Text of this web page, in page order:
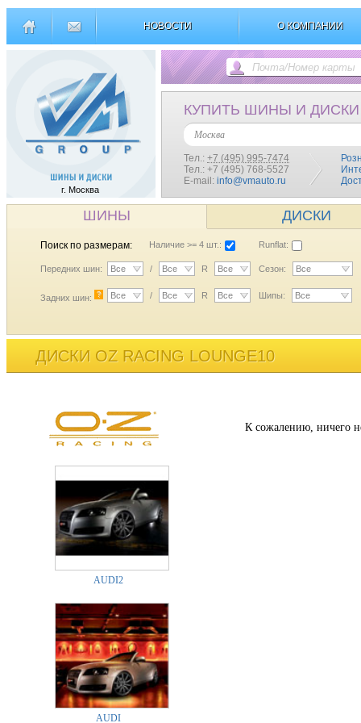
НОВОСТИ О КОМПАНИИ
г. Москва
КУПИТЬ ШИНЫ И ДИСКИ
Москва
Тел.: +7 (495) 995-7474
Тел.: +7 (495) 768-5527
E-mail: info@vmauto.ru
ШИНЫ ДИСКИ
Поиск по размерам: Наличие >= 4 шт.: Runflat:
Передних шин: Все / Все R Все Сезон: Все
Задних шин: ? Все / Все R Все Шипы: Все
ДИСКИ OZ RACING LOUNGE10
AUDI2
AUDI
К сожалению, ничего